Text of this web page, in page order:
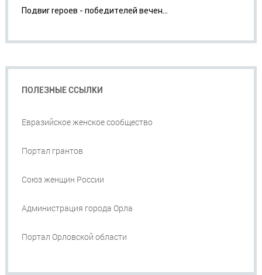
Подвиг героев - победителей вечен...
ПОЛЕЗНЫЕ ССЫЛКИ
Евразийское женское сообщество
Портал грантов
Союз женщин России
Администрация города Орла
Портал Орловской области